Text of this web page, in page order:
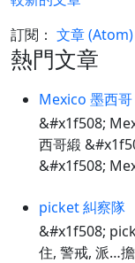
訂閱： 文章 (Atom)
熱門文章
Mexico 墨西哥
&#x1f508;
西哥緞
&#x1f508;
picket 糾察隊
&#x1f508;
住, 警戒, 派…